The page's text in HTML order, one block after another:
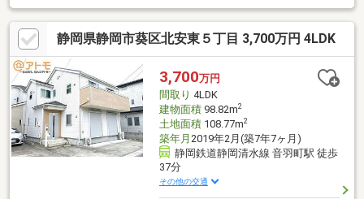
岡市立東中学校から１６０ｍ、横内小学校から２７０ｍ・新静岡
駅から１３００ｍ建物：南面に庭、バルコニー完備・２階に３部
屋、そのうち２部屋は続き間にできます設備：浴室暖房換気乾燥
機あり・小屋裏収納あり◆その他特徴◆近隣：巴町バス停徒歩２
分・こばと保育園徒歩２分・太田町市場徒歩４分巴町バス停から
乗車約７分で静岡市中心部の新静岡駅に到着できます。街中に近
く、バスの本数豊富です！
静岡県静岡市葵区北安東５丁目 3,700万円 4LDK
3,700万円
間取り 4LDK
建物面積98.82m2
土地面積108.77m2
築年月 2019年2月(築7年7ヶ月)
静岡鉄道静岡清水線 音羽町駅 徒歩
37分
その他の交通